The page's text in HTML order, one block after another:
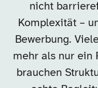
nicht
Komplexität –
Bewerbung.
mehr als nur ein
brauchen